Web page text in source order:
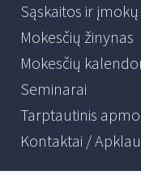
Sąskaitos ir
Mokesčių žinynas
Mokesčių
Seminarai
Tarptautinis
Kontaktai /